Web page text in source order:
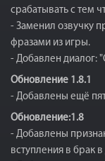
срабатывать с тем
- Заменил озвучку
фразами из игры.
- Добавлен диалог:
Обновление 1.8.1
- Добавлены ещё
Обновление:1.8
- Добавлены
вступления в брак